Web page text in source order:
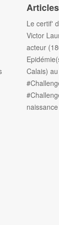
Le certif'
Victor
acteur
Calais)
naissance